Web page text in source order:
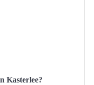
Kasterlee?